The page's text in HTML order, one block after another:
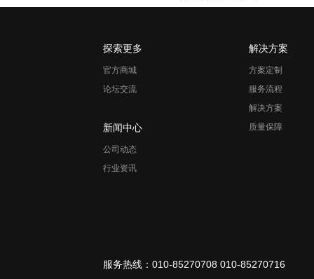
探索更多
官方商城
论坛交流
新闻中心
公司动态
行业资讯
解决方案
方案定制
服务流程
解决方案
质量保障
服务热线：010-85270708 010-85270716